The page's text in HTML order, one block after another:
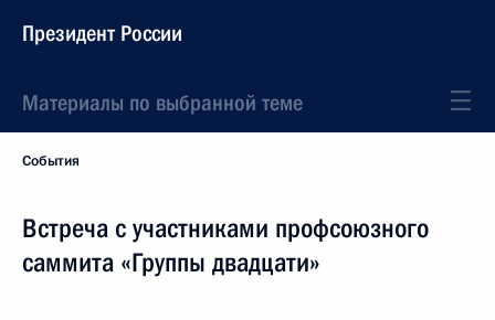
Президент России
Материалы по выбранной теме
События
Встреча с участниками профсоюзного
саммита «Группы двадцати»